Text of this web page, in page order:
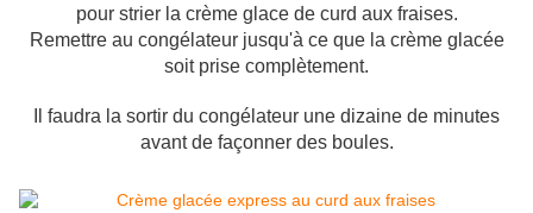
pour strier la crème glace de curd aux fraises.
Remettre au congélateur jusqu'à ce que la crème glacée
soit prise complètement.
Il faudra la sortir du congélateur une dizaine de minutes
avant de façonner des boules.